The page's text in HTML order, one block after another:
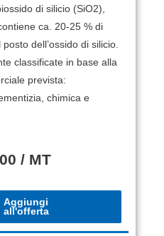
di silicio (SiO2),
ca. 20-25 % di
dell’ossido di silicio.
classificate in base alla
prevista:
chimica e
/ MT
Aggiungi
all'offerta